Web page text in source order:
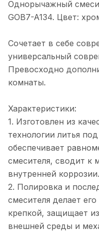
Однорычажный
GOB7-A134. Цвет:
Сочетает в себе
универсальный
Превосходно
комнаты.
Характеристики:
1. Изготовлен из
технологии литья
обеспечивает
смесителя, сводит к
внутренней коррозии.
2. Полировка и
смесителя делает
крепкой, защищает
внешней среды и